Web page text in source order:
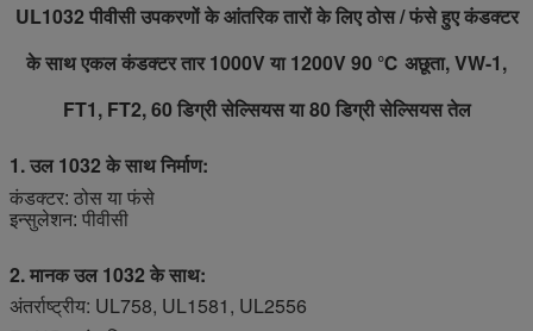
UL1032 पीवीसी उपकरणों के आंतरिक तारों के लिए ठोस / फंसे हुए कंडक्टर
के साथ एकल कंडक्टर तार 1000V या 1200V 90 ℃ अछूता, VW-1,
FT1, FT2, 60 डिग्री सेल्सियस या 80 डिग्री सेल्सियस तेल
1. उल 1032 के साथ निर्माण:
कंडक्टर: ठोस या फंसे
इन्सुलेशन: पीवीसी
2. मानक उल 1032 के साथ:
अंतर्राष्ट्रीय: UL758, UL1581, UL2556